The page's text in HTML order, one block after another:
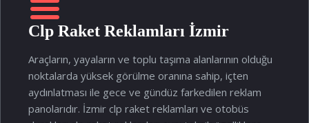
Clp Raket Reklamları İzmir
Araçların, yayaların ve toplu taşıma alanlarının olduğu
noktalarda yüksek görülme oranına sahip, içten
aydınlatması ile gece ve gündüz farkedilen reklam
panolarıdır. İzmir clp raket reklamları ve otobüs